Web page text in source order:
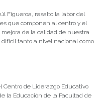
Figueroa, resaltó la labor del
que componen al centro y el
de la calidad de nuestra
tanto a nivel nacional como
de Liderazgo Educativo
la Educación de la Facultad de